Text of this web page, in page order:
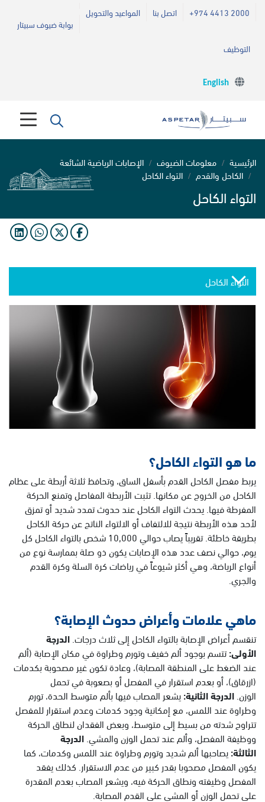
+974 4413 2000 اتصل بنا
المواعيد والتحويل
بوابة ضيوف سبيتار
التوظيف
English
الرئيسية معلومات الضيوف
الإصابات الرياضية الشائعة
الكاحل والقدم
التواء الكاحل
التواء الكاحل
التواء الكاحل
ما هو التواء الكاحل؟
يربط مفصل الكاحل القدم بأسفل الساق، وتحافظ ثلاثة أربطة على عظام
الكاحل من الخروج عن مكانها. تثبت الأربطة المفاصل وتمنع الحركة
المفرطة فيها. يحدث التواء الكاحل عند حدوث تمدد شديد أو تمزق
لأحد هذه الأربطة نتيجة للالتفاف أو الالتواء الناتج عن حركة الكاحل
بطريقة خاطئة. تقريباً يصاب حوالي 10,000 شخص بالتواء الكاحل كل
يوم، حوالي نصف عدد هذه الإصابات يكون ذو صلة بممارسة نوع من
أنواع الرياضة، وهي أكثر شيوعاً في رياضات كرة السلة وكرة القدم
والجري.
ماهي علامات وأعراض حدوث الإصابة؟
تنقسم أعراض الإصابة بالتواء الكاحل إلى ثلاث درجات. الدرجة
الأولى:تتسم بوجود ألم خفيف وتورم وطراوة في مكان الإصابة (ألم
عند الضغط على المنطقة المصابة)، وعادة تكون غير مصحوبة بكدمات
(ازرقاق)، أو بعدم استقرار في المفصل أو بصعوبة في تحمل
الوزن. الدرجة الثانية: يشعر المصاب فيها بألم متوسط الحدة، تورم
وطراوة عند اللمس، مع إمكانية وجود كدمات وعدم استقرار للمفصل
تتراوح شدته من بسيط إلى متوسط، وبعض الفقدان لنطاق الحركة
ووظيفة المفصل، وألم عند تحمل الوزن والمشي. الدرجة
الثالثة: يصاحبها ألم شديد وتورم وطراوة عند اللمس وكدمات، كما
يكون المفصل مصحوبا بقدر كبير من عدم الاستقرار. كذلك يفقد
المفصل وظيفته ونطاق الحركة فيه، ويشعر المصاب بعدم المقدرة
على تحمل الوزن أو المشي على القدم المصابة.